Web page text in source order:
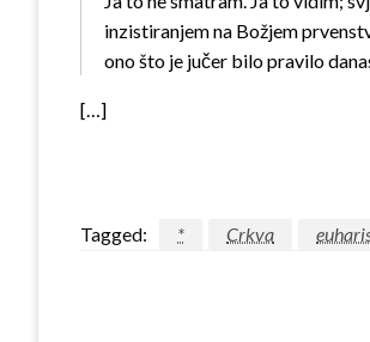
inzistiranjem na Božjem
ono što je jučer bilo pravilo
[…]
Tagged: * Crkva